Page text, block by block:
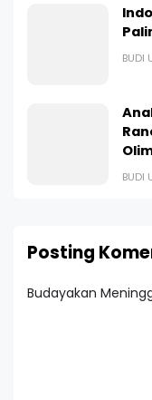
BUDI
BUDI
Posting
Budayakan